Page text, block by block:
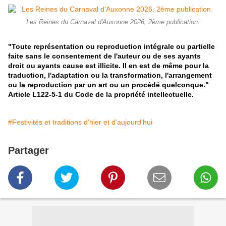
Les Reines du Carnaval d'Auxonne 2026, 2ème publication.
"Toute représentation ou reproduction intégrale ou partielle
faite sans le consentement de l'auteur ou de ses ayants
droit ou ayants cause est illicite. Il en est de même pour la
traduction, l'adaptation ou la transformation, l'arrangement
ou la reproduction par un art ou un procédé quelconque."
Article L122-5-1 du Code de la propriété intellectuelle.
#Festivités et traditions d'hier et d'aujourd'hui
Partager